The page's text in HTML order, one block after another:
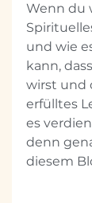
Wenn du
und wie
kann,
wirst und
erfülltes
es
denn
diesem